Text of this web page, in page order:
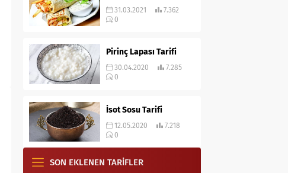
31.03.2021
7.362
0
Pirinç Lapası Tarifi
30.04.2020
7.285
0
İsot Sosu Tarifi
12.05.2020
7.218
0
SON EKLENEN TARİFLER